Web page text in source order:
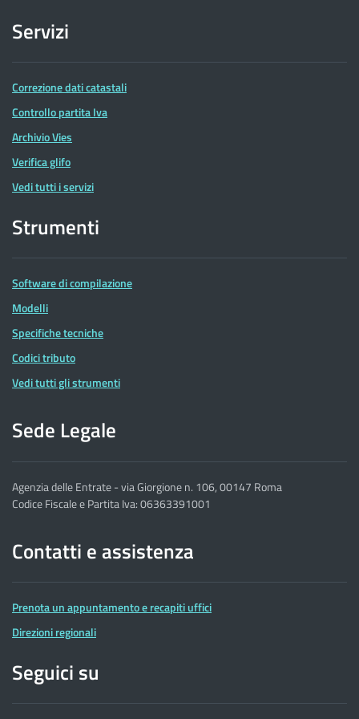
Servizi
Correzione dati catastali
Controllo partita Iva
Archivio Vies
Verifica glifo
Vedi tutti i servizi
Strumenti
Software di compilazione
Modelli
Specifiche tecniche
Codici tributo
Vedi tutti gli strumenti
Sede Legale
Agenzia delle Entrate - via Giorgione n. 106, 00147 Roma
Codice Fiscale e Partita Iva: 06363391001
Contatti e assistenza
Prenota un appuntamento e recapiti uffici
Direzioni regionali
Seguici su